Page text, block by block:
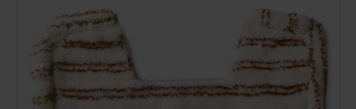
THE
END
THE
IMAGES
GALLERY